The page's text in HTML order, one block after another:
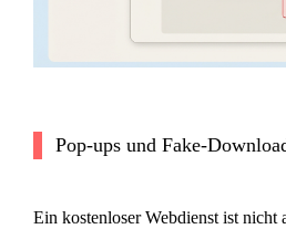
Pop-ups und Fake-
Ein kostenloser Webdienst ist nicht